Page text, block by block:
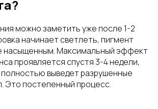
можно заметить уже после 1-2
начинает светлеть, пигмент
насыщенным. Максимальный эффект
проявляется спустя 3-4 недели,
полностью выведет разрушенные
Это постепенный процесс.